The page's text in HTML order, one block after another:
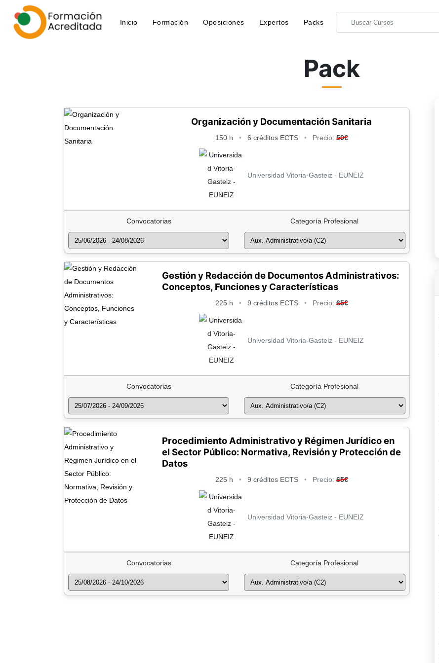
Inicio (current)
Formación Oposiciones Expertos Packs
Pack
Organización y Documentación Sanitaria
150 h • 6 créditos ECTS • Precio: 50€
Universidad Vitoria-Gasteiz - EUNEIZ
Convocatorias Categoría Profesional
Gestión y Redacción de Documentos Administrativos:
Conceptos, Funciones y Características
225 h • 9 créditos ECTS • Precio: 65€
Universidad Vitoria-Gasteiz - EUNEIZ
Convocatorias Categoría Profesional
Procedimiento Administrativo y Régimen Jurídico en
el Sector Público: Normativa, Revisión y Protección de
Datos
225 h • 9 créditos ECTS • Precio: 65€
Universidad Vitoria-Gasteiz - EUNEIZ
Convocatorias Categoría Profesional